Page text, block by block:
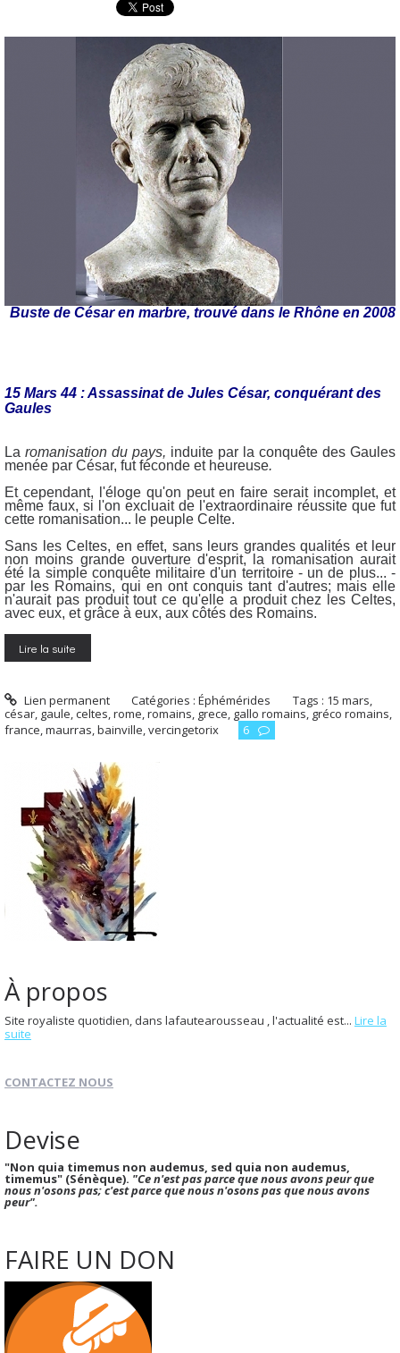
Buste de César en marbre, trouvé dans le Rhône en 2008
15 Mars 44 : Assassinat de Jules César, conquérant des
Gaules
La romanisation du pays, induite par la conquête des Gaules
menée par César, fut féconde et heureuse.
Et cependant, l'éloge qu'on peut en faire serait incomplet, et
même faux, si l'on excluait de l'extraordinaire réussite que fut
cette romanisation... le peuple Celte.
Sans les Celtes, en effet, sans leurs grandes qualités et leur
non moins grande ouverture d'esprit, la romanisation aurait
été la simple conquête militaire d'un territoire - un de plus... -
par les Romains, qui en ont conquis tant d'autres; mais elle
n'aurait pas produit tout ce qu'elle a produit chez les Celtes,
avec eux, et grâce à eux, aux côtés des Romains.
Lire la suite
Lien permanent Catégories :Éphémérides Tags : 15 mars,
césar, gaule,celtes,rome,romains, grece, gallo romains, gréco romains,
france,maurras,bainville,vercingetorix 6
À propos
Site royaliste quotidien, dans lafautearousseau , l'actualité est... Lire la
suite
CONTACTEZ NOUS
Devise
"Non quia timemus non audemus, sed quia non audemus,
timemus" (Sénèque). "Ce n'est pas parce que nous avons peur que
nous n'osons pas; c'est parce que nous n'osons pas que nous avons
peur".
FAIRE UN DON